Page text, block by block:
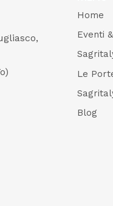
Home
Eventi
Le
Blog